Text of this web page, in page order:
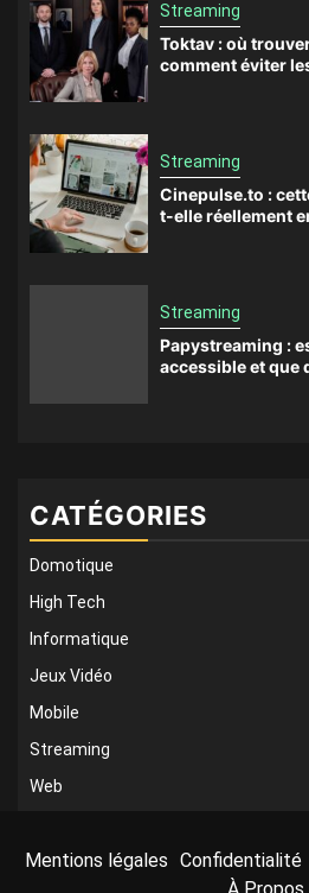
Streaming
Toktav : où
comment éviter
Streaming
Cinepulse.to :
t-elle réellement
Streaming
Papystreaming :
accessible et que
CATÉGORIES
Domotique
High Tech
Informatique
Jeux Vidéo
Mobile
Streaming
Web
Mentions légales Confidentialité